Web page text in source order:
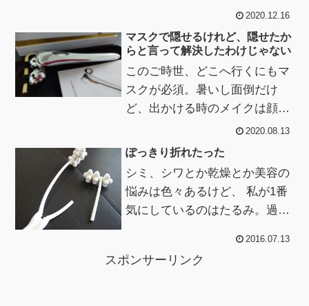
タリフトの化粧水や先行美容液
も切れそうになってきたのでオ
バジをやめて...
2020.12.16
マスクで隠せるけれど、隠せたか
らと言って解決したわけじゃない
このご時世、どこへ行くにもマ
スクが必須。暑いし面倒だけ
ど、出かける時のメイクは顔半
分で済むので楽だし、口元のほ
うれい線も隠せるぞﾌﾌ・・・と
マスクで色々隠...
2020.08.13
ぽっきり折れたった
シミ、シワとか乾燥とか美容の
悩みは色々あるけど、 私が1番
気にしているのはたるみ。過
ったり 色々や...
2016.07.13
スポンサーリンク